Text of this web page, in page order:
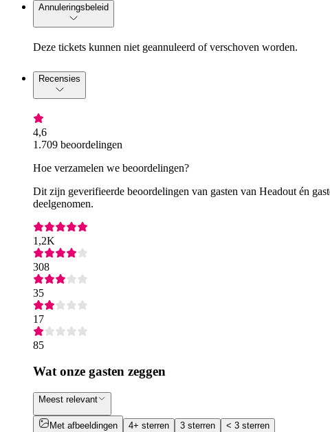
Annuleringsbeleid
Deze tickets kunnen niet geannuleerd of verschoven worden.
Recensies
4,6
1.709 beoordelingen
Hoe verzamelen we beoordelingen?
Dit zijn geverifieerde beoordelingen van gasten van Headout én
deelgenomen.
1,2K
308
35
17
85
Wat onze gasten zeggen
Meest relevant
Met afbeeldingen 4+ sterren 3 sterren < 3 sterren